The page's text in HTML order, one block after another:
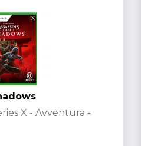
X - Avventura -